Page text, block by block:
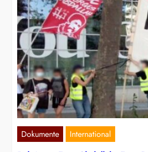
Dokumente International